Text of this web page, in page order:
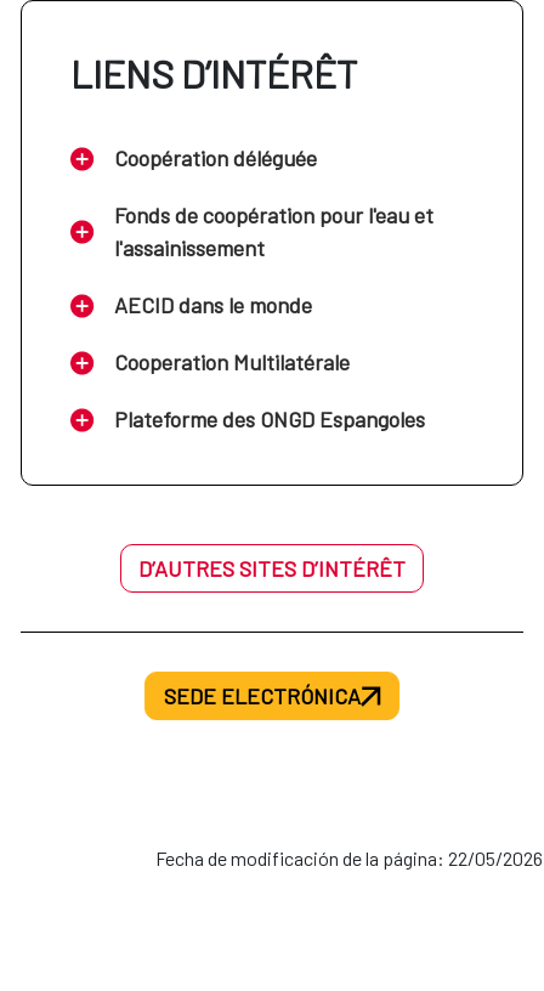
LIENS D’INTÉRÊT
Coopération déléguée
Fonds de coopération pour l'eau et
l'assainissement
AECID dans le monde
Cooperation Multilatérale
Plateforme des ONGD Espangoles
D’AUTRES SITES D’INTÉRÊT
SEDE ELECTRÓNICA
Fecha de modificación de la página: 22/05/2026